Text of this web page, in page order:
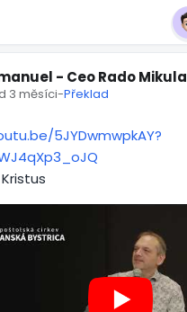
- Ceo Rado Mikula
3 měsíci-Překlad
5JYDwmwpkAY?